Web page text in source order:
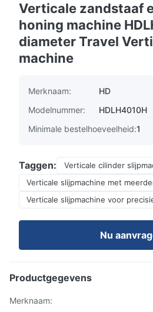
Verticale zandstaaf
honing machine
diameter Travel
machine
Merknaam:
HD
Modelnummer:
HDLH4010H
Minimale bestelhoeveelheid:1
Taggen:
Verticale cilinder
Verticale slijpmachine met
Verticale slijpmachine voor
Nu
Productgegevens
Merknaam: